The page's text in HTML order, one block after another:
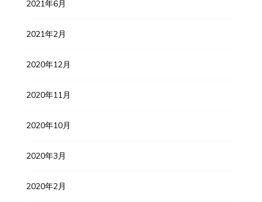
2021年6月
2021年2月
2020年12月
2020年11月
2020年10月
2020年3月
2020年2月